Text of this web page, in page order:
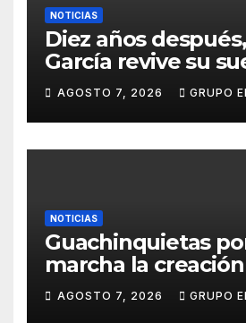
NOTICIAS
Diez años
García revive su
carnavalero en el
presentación de
la Rambla para el
AGOSTO 7, 2026 GRUPO
NOTICIAS
Guachinquietas
marcha la
repertorio para el
2027
AGOSTO 7, 2026 GRUPO